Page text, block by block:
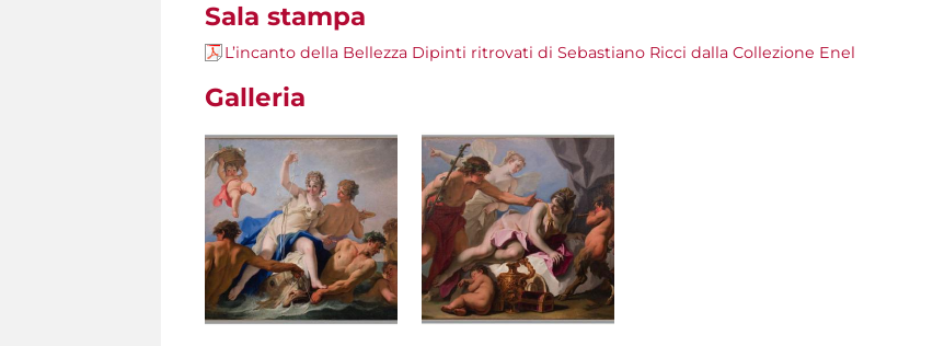
Sala stampa
L’incanto della Bellezza Dipinti ritrovati di Sebastiano Ricci dalla Collezione Enel
Galleria